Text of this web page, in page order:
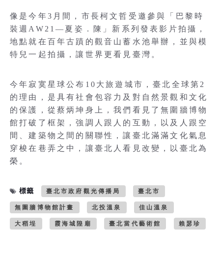
像是今年3月間，市長柯文哲受邀參與「巴黎時
裝週AW21—夏姿．陳」新系列發表影片拍攝，
地點就在百年古蹟的觀音山蓄水池舉辦，並與模
特兒一起拍攝，讓世界更看見臺灣。
今年寂寞星球公布10大旅遊城市，臺北全球第2
的理由，是具有社會包容力及對自然景觀和文化
的保護，從蔡炳坤身上，我們看見了無圍牆博物
館打破了框架，強調人跟人的互動，以及人跟空
間、建築物之間的關聯性，讓臺北滿滿文化氣息
穿梭在巷弄之中，讓臺北人看見改變，以臺北為
榮。
標籤 臺北市政府觀光傳播局 臺北市
無圍牆博物館計畫 北投溫泉 佳山溫泉
大稻埕 霞海城隍廟 臺北當代藝術館 賴瑟珍